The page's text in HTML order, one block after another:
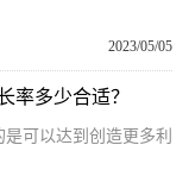
2023/05/05
率多少合适？
可以达到创造更多利